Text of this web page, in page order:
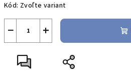
cena:
Kód: Zvoľte variant
+
−